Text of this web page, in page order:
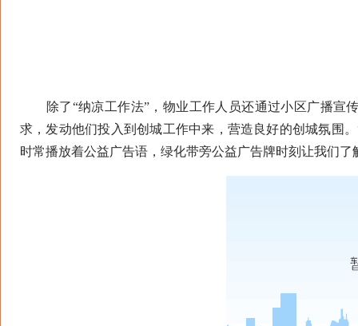
除了“纳凉工作法”，物业工作人员还通过小区广播宣
求，发动他们投入到创城工作中来，营造良好的创城氛围
时常播放着公益广告语，绿化带旁公益广告牌时刻让我们